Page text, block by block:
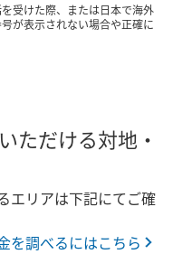
受けた際、または日本で海外
が表示されない場合や正確に
ただける対地・
エリアは下記にてご確
を調べるにはこちら